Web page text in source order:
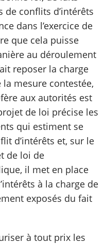
de conflits d’intérêts
dans l’exercice de
que cela puisse
au déroulement
reposer la charge
la mesure contestée,
aux autorités est
de loi précise les
qui estiment se
d’intérêts et, sur le
de loi de
il met en place
à la charge de
exposés du fait
à tout prix les